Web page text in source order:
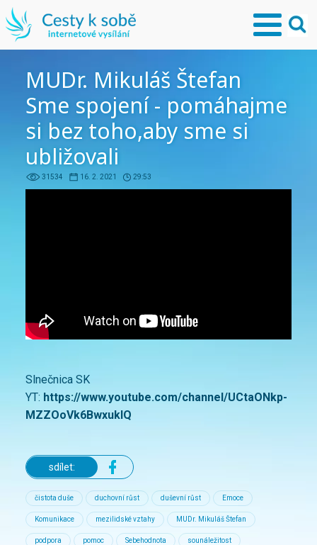
MUDr. Mikuláš Štefan
Sme spojení - pomáhajme
si bez toho,aby sme si
ubližovali
31534 16. 2. 2021 29:53
Slnečnica SK
YT: https://www.youtube.com/channel/UCtaONkp-
MZZOoVk6BwxuklQ
sdílet:
čistota duše duchovní růst duševní růst Emoce
Komunikace mezilidské vztahy MUDr. Mikuláš Štefan
podpora pomoc Sebehodnota sounáležitost